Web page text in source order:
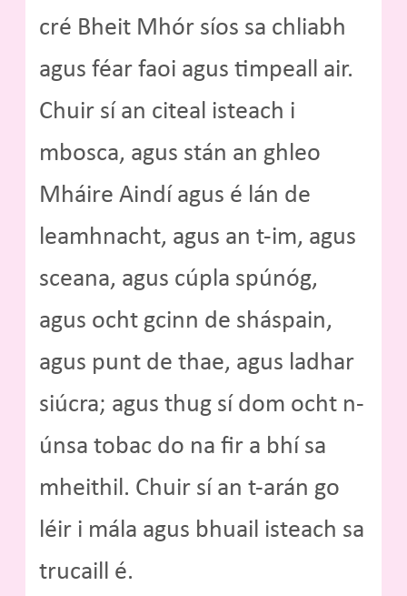
cré Bheit Mhór síos sa chliabh
agus féar faoi agus timpeall air.
Chuir sí an citeal isteach i
mbosca, agus stán an ghleo
Mháire Aindí agus é lán de
leamhnacht, agus an t-im, agus
sceana, agus cúpla spúnóg,
agus ocht gcinn de sháspain,
agus punt de thae, agus ladhar
siúcra; agus thug sí dom ocht n-
únsa tobac do na fir a bhí sa
mheithil. Chuir sí an t-arán go
léir i mála agus bhuail isteach sa
trucaill é.